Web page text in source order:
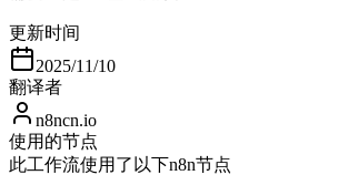
更新时间
2025/11/10
翻译者
n8ncn.io
使用的节点
此工作流使用了以下n8n节点